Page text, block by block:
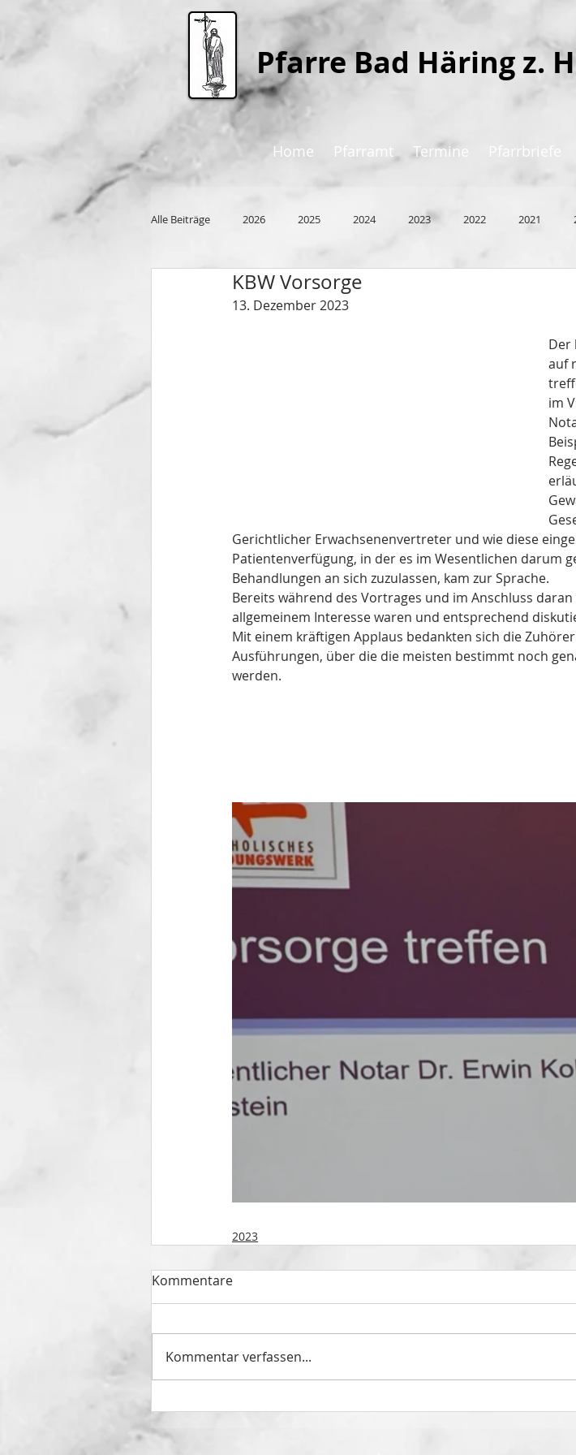
Pfarre Bad Häring z.
Home Pfarramt Termine Pfarrbriefe
Alle Beiträge 2026 2025 2024 2023 2022 2021
KBW Vorsorge
13. Dezember 2023
Der
auf
im
Gerichtlicher Erwachsenenvertreter und wie diese
Patientenverfügung, in der es im Wesentlichen darum
Behandlungen an sich zuzulassen, kam zur Sprache.
Bereits während des Vortrages und im Anschluss
allgemeinem Interesse waren und entsprechend
Mit einem kräftigen Applaus bedankten sich die
Ausführungen, über die die meisten bestimmt noch
werden.
2023
Kommentare
Kommentar verfassen...